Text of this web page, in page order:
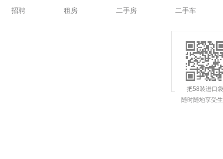
招聘 租房 二手房 二手车
把58装进口袋
随时随地享受